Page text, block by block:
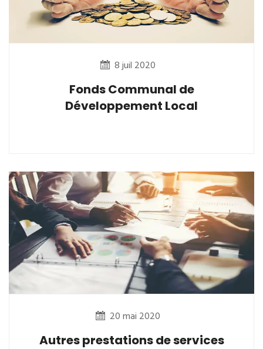
8 juil 2020
Fonds Communal de
Développement Local
20 mai 2020
Autres prestations de services